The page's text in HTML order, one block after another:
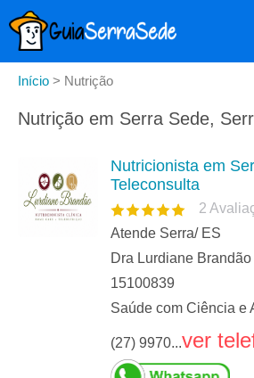
Início > Nutrição
Nutrição em Serra Sede,
Nutricionista em
Teleconsulta
2
Atende Serra/ ES
Dra Lurdiane
15100839
Saúde com Ciência e
(27) 9970...ver